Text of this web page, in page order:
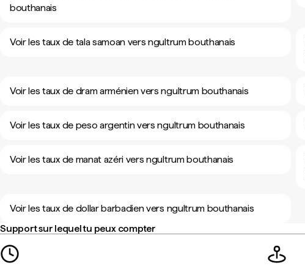
bouthanais
Voir les taux de tala samoan vers ngultrum bouthanais
Voir les taux de dram arménien vers ngultrum bouthanais
Voir les taux de peso argentin vers ngultrum bouthanais
Voir les taux de manat azéri vers ngultrum bouthanais
Voir les taux de dollar barbadien vers ngultrum bouthanais
Support sur lequel tu peux compter